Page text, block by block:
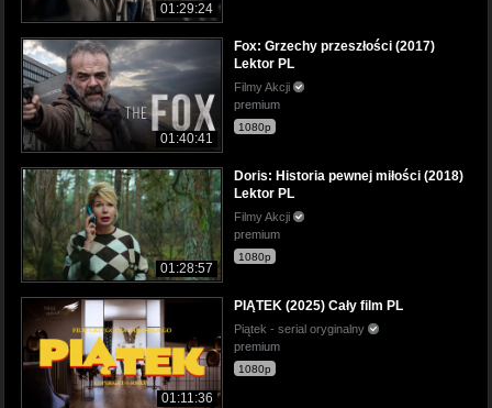
01:29:24
01:40:41
Fox: Grzechy przeszłości (2017)
Lektor PL
Filmy Akcji
premium
1080p
01:28:57
Doris: Historia pewnej miłości (2018)
Lektor PL
Filmy Akcji
premium
1080p
01:11:36
PIĄTEK (2025) Cały film PL
Piątek - serial oryginalny
premium
1080p